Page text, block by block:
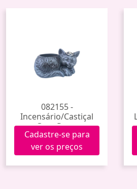
082155 -
Incensário/Castiçal
Gato Preto
Cadastre-se para
ver os preços